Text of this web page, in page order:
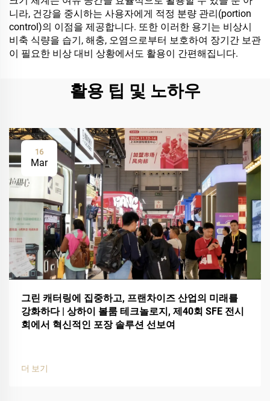
니라, 건강을 중시하는 사용자에게 적정 분량 관리(portion
control)의 이점을 제공합니다. 또한 이러한 용기는 비상시
비축 식량을 습기, 해충, 오염으로부터 보호하여 장기간 보관
이 필요한 비상 대비 상황에서도 활용이 간편해집니다.
활용 팁 및 노하우
16
Mar
그린 캐터링에 집중하고, 프랜차이즈 산업의 미래를
강화하다 | 상하이 볼룸 테크놀로지, 제40회 SFE 전시
회에서 혁신적인 포장 솔루션 선보여
더 보기